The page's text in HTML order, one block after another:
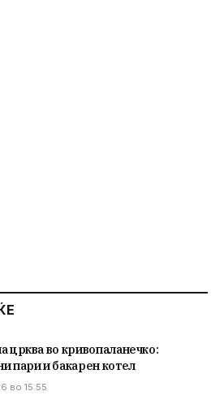
црква во кривопаланечко:
пари и бакарен котел
во 15:55